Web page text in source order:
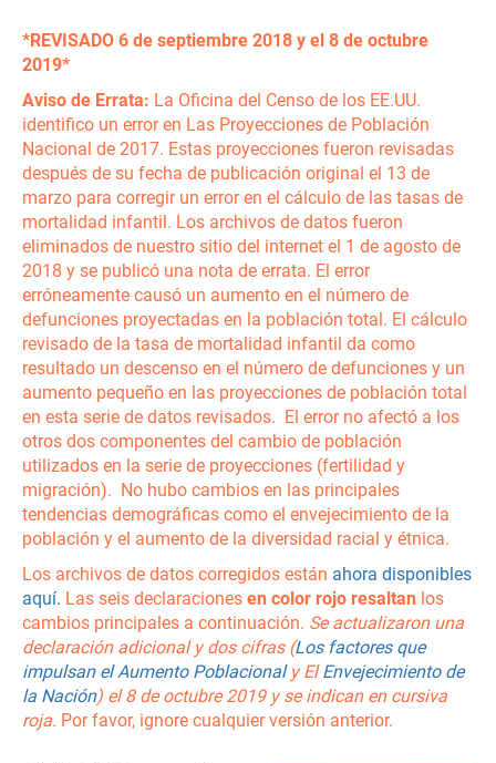
*REVISADO 6 de septiembre 2018 y el 8 de octubre
2019*
Aviso de Errata: La Oficina del Censo de los EE.UU.
identifico un error en Las Proyecciones de Población
Nacional de 2017. Estas proyecciones fueron revisadas
después de su fecha de publicación original el 13 de
marzo para corregir un error en el cálculo de las tasas de
mortalidad infantil. Los archivos de datos fueron
eliminados de nuestro sitio del internet el 1 de agosto de
2018 y se publicó una nota de errata. El error
erróneamente causó un aumento en el número de
defunciones proyectadas en la población total. El cálculo
revisado de la tasa de mortalidad infantil da como
resultado un descenso en el número de defunciones y un
aumento pequeño en las proyecciones de población total
en esta serie de datos revisados. El error no afectó a los
otros dos componentes del cambio de población
utilizados en la serie de proyecciones (fertilidad y
migración). No hubo cambios en las principales
tendencias demográficas como el envejecimiento de la
población y el aumento de la diversidad racial y étnica.
Los archivos de datos corregidos están ahora disponibles
aquí. Las seis declaraciones en color rojo resaltan los
cambios principales a continuación. Se actualizaron una
declaración adicional y dos cifras (Los factores que
impulsan el Aumento Poblacionaly ElEnvejecimiento de
la Nación) el 8 de octubre 2019 y se indican en cursiva
roja. Por favor, ignore cualquier versión anterior.